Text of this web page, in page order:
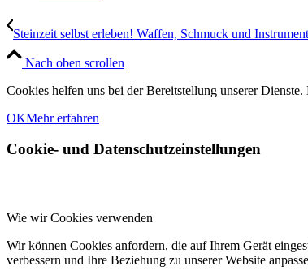
Steinzeit selbst erleben! Waffen, Schmuck und
Nach oben scrollen
Cookies helfen uns bei der Bereitstellung unserer
OKMehr erfahren
Cookie- und Datenschutzeinstellungen
Wie wir Cookies verwenden
Wir können Cookies anfordern, die auf Ihrem Gerät
verbessern und Ihre Beziehung zu unserer Website